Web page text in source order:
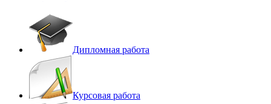
Дипломная работа
Курсовая работа